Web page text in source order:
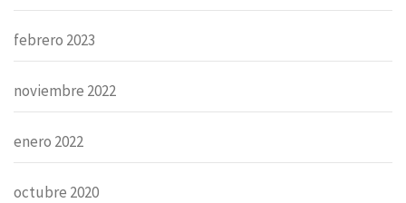
febrero 2023
noviembre 2022
enero 2022
octubre 2020